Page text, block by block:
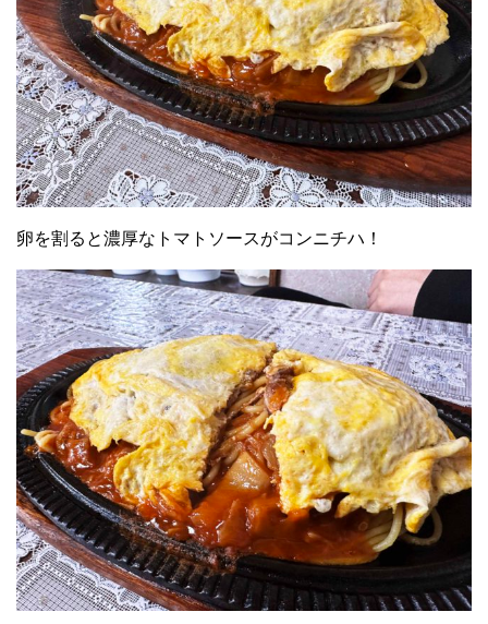
卵を割ると濃厚なトマトソースがコンニチハ！